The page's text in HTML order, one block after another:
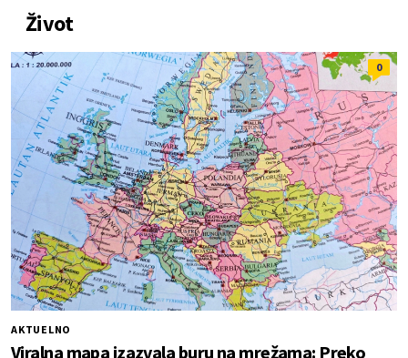
Život
0
AKTUELNO
Viralna mapa izazvala buru na mrežama: Preko